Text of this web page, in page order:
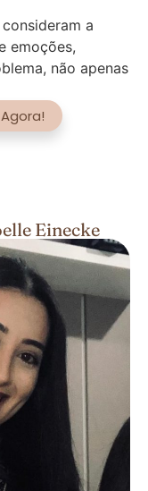
a
emoções,
não apenas
Einecke